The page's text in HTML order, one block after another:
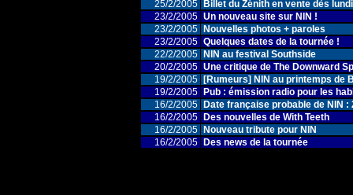
25/2/2005
Billet du Zénith en vente dès
23/2/2005 Un nouveau site sur NIN !
23/2/2005
Nouvelles photos + paroles
23/2/2005 Quelques dates de la tournée !
22/2/2005
NIN au festival Southside
20/2/2005 Une critique de The Downward
19/2/2005
[Rumeurs] NIN au printemps de
19/2/2005
Pub : émission radio pour les
16/2/2005
Date française probable de NIN
16/2/2005
Des nouvelles de With Teeth
16/2/2005
Nouveau tribute pour NIN
16/2/2005
Des news de la tournée